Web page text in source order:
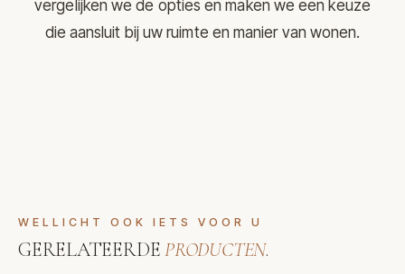
vergelijken we de opties en maken we een keuze
die aansluit bij uw ruimte en manier van wonen.
WELLICHT OOK IETS VOOR U
GERELATEERDEPRODUCTEN.